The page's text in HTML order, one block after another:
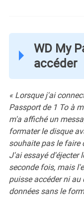
WD My
accéder
« Lorsque j'ai
Passport de 1 To à
m'a affiché un
formater le disque
souhaite pas le faire
J'ai essayé d'éjecter
seconde fois, mais
puisse accéder ni au
données sans le